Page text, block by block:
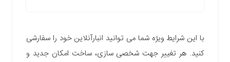
با این شرایط ویژه شما می توانید انبارآنلاین خود را سفارشی
کنید. هر تغییر جهت شخصی سازی، ساخت امکان جدید و